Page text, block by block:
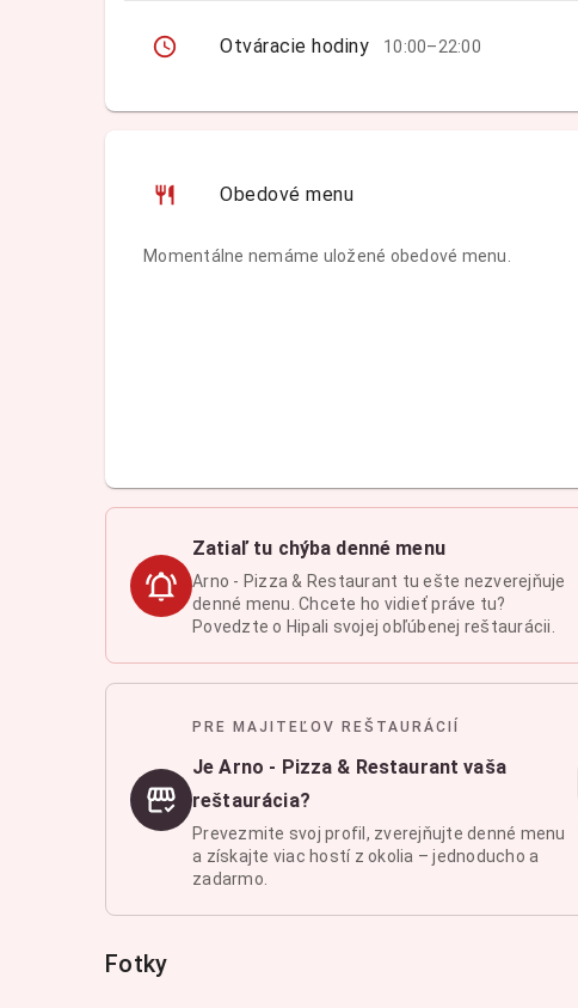
Otváracie hodiny 10:00–22:00
Obedové menu
Momentálne nemáme uložené obedové menu.
Zatiaľ tu chýba denné menu
Arno - Pizza & Restaurant tu ešte nezverejňuje
denné menu. Chcete ho vidieť práve tu?
Povedzte o Hipali svojej obľúbenej reštaurácii.
PRE MAJITEĽOV REŠTAURÁCIÍ
Je Arno - Pizza & Restaurant vaša
reštaurácia?
Prevezmite svoj profil, zverejňujte denné menu
a získajte viac hostí z okolia – jednoducho a
zadarmo.
Fotky